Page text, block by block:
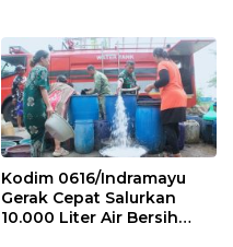
Kodim 0616/Indramayu
Gerak Cepat Salurkan
10.000 Liter Air Bersih